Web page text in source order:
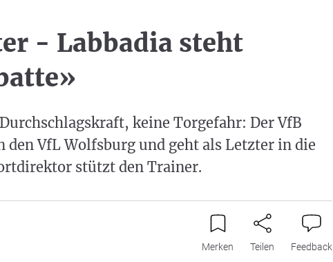
- Labbadia steht
keine Torgefahr: Der VfB
den VfL Wolfsburg und geht als Letzter in die
stützt den Trainer.
Merken Teilen Feedback